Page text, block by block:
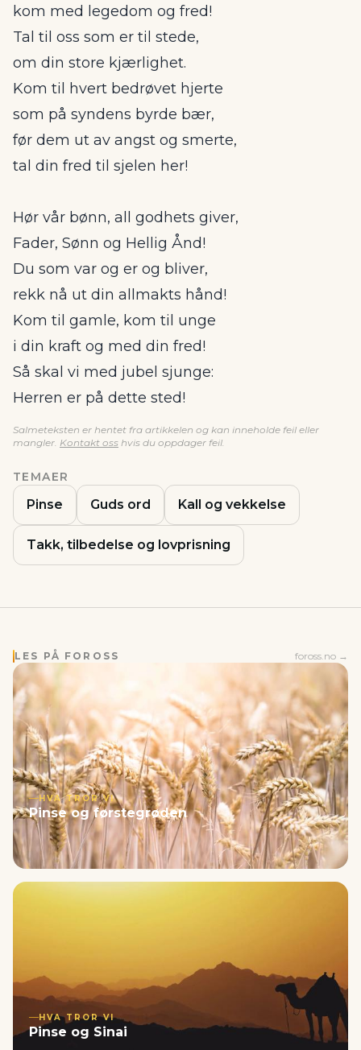
kom med legedom og fred!
Tal til oss som er til stede,
om din store kjærlighet.
Kom til hvert bedrøvet hjerte
som på syndens byrde bær,
før dem ut av angst og smerte,
tal din fred til sjelen her!
Hør vår bønn, all godhets giver,
Fader, Sønn og Hellig Ånd!
Du som var og er og bliver,
rekk nå ut din allmakts hånd!
Kom til gamle, kom til unge
i din kraft og med din fred!
Så skal vi med jubel sjunge:
Herren er på dette sted!
Salmeteksten er hentet fra artikkelen og kan inneholde feil eller
mangler. Kontakt oss hvis du oppdager feil.
TEMAER
Pinse Guds ord Kall og vekkelse
Takk, tilbedelse og lovprisning
LES PÅ FOROSS foross.no →
HVA TROR VI
Pinse og førstegrøden
HVA TROR VI
Pinse og Sinai